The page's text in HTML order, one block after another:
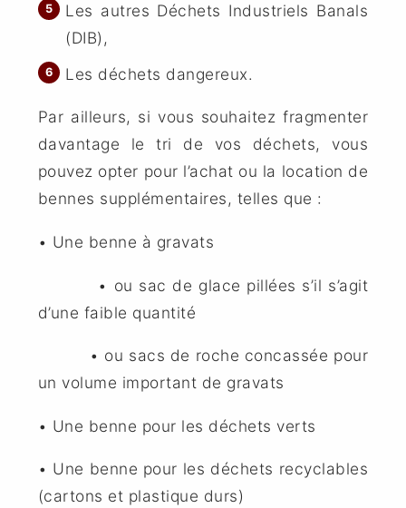
Les autres Déchets Industriels Banals
(DIB),
Les déchets dangereux.
Par ailleurs, si vous souhaitez fragmenter
davantage le tri de vos déchets, vous
pouvez opter pour l’achat ou la location de
bennes supplémentaires, telles que :
• Une benne à gravats
• ou sac de glace pillées s’il s’agit
d’une faible quantité
• ou sacs de roche concassée pour
un volume important de gravats
• Une benne pour les déchets verts
• Une benne pour les déchets recyclables
(cartons et plastique durs)